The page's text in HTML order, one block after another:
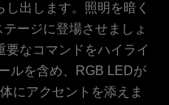
出します。照明を暗く
ージに登場させましょ
要なコマンドをハイライ
ルを含め、RGB LEDが
にアクセントを添えま